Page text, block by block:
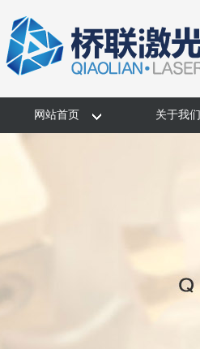
网站首页 关于我们